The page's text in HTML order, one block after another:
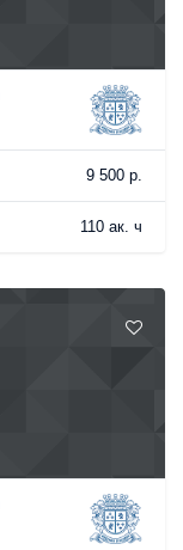
9 500 р.
110 ак. ч